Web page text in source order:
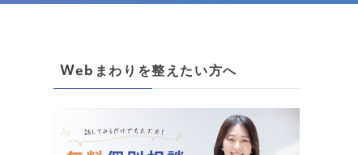
Webまわりを整えたい方へ